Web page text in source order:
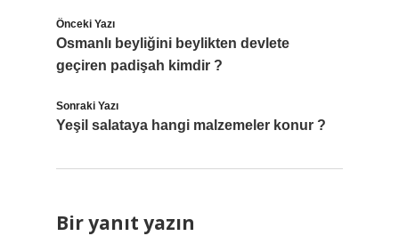
Önceki Yazı
Osmanlı beyliğini beylikten devlete
geçiren padişah kimdir ?
Sonraki Yazı
Yeşil salataya hangi malzemeler konur ?
Bir yanıt yazın